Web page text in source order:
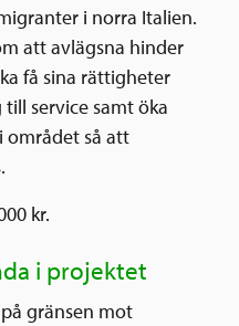
i norra Italien.
att avlägsna hinder
få sina rättigheter
service samt öka
området så att
kr.
i projektet
gränsen mot